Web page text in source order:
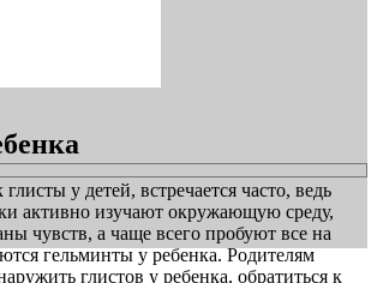
у детей, встречается часто, ведь
активно изучают окружающую среду,
чувств, а чаще всего пробуют все на
гельминты у ребенка. Родителям
глистов у ребенка, обратиться к